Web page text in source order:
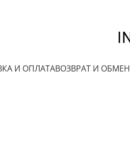
И ОПЛАТАВОЗВРАТ И ОБМЕН